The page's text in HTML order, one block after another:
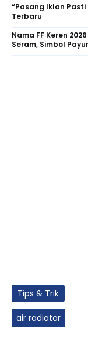
“Pasang Iklan Pasti
Terbaru
Nama FF Keren
Seram, Simbol
Tips & Trik
air radiator